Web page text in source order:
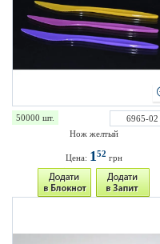
50000 шт.
6965-02
Нож желтый
Цена: 152 грн